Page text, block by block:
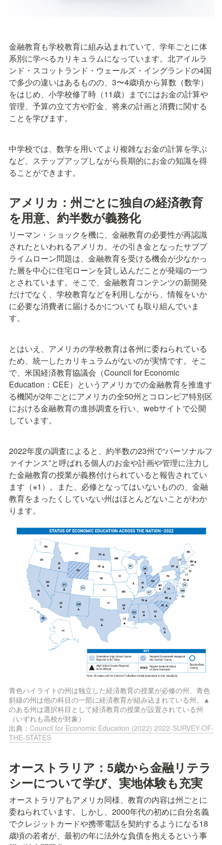
金融教育も学校教育に組み込まれていて、学年ごとに体
系別に学べるカリキュラムになっています。北アイルラ
ンド・スコットランド・ウェールズ・イングランドの4国
で多少の違いはあるものの、3〜4歳頃から算数（数学）
をはじめ、小学校修了時（11歳）までにはお金の計算や
管理、予算の立て方や貯金、将来の計画と消費に関する
ことを学びます。
中学校では、数学を用いてより複雑なお金の計算を学ぶ
など、ステップアップしながら長期的にお金の知識を得
ることができます。
アメリカ： 州ごとに独自の経済教育
を用意、約半数が義務化
リーマン・ショックを機に、金融教育の必要性が再認識
されたといわれるアメリカ。その引き金となったサブプ
ライムローン問題は、金融教育を受ける機会が少なかっ
た層を中心に住宅ローンを貸し込んだことが発端の一つ
とされています。そこで、金融教育コンテンツの新開発
だけでなく、学校教育などを利用しながら、情報をいか
に必要な消費者に届けるかについても取り組んでいま
す。
とはいえ、アメリカの学校教育は各州に委ねられている
ため、統一したカリキュラムがないのが実情です。そこ
で、米国経済教育協議会（Council for Economic
Education：CEE）というアメリカでの金融教育を推進す
る機関が2年ごとにアメリカの全50州とコロンビア特別区
における金融教育の進捗調査を行い、webサイトで公開
しています。
2022年度の調査によると、約半数の23州で“パーソナルフ
ァイナンス”と呼ばれる個人のお金や計画や管理に注力し
た金融教育の授業が義務付けられていると報告されてい
ます（※1）。また、必修となってはいないものの、金融
教育をまったくしていない州はほとんどないことがわか
ります。
青色ハイライトの州は独立した経済教育の授業が必修の州、青色
斜線の州は他の科目の一部に経済教育が組み込まれている州、▲
のある州は選択科目として経済教育の授業が設置されている州
（いずれも高校が対象）
出典： Council for Economic Education (2022) 2022-SURVEY-OF-
THE-STATES
オーストラリア：5歳から金融リテラ
シーについて学び、実地体験も充実
オーストラリアもアメリカ同様、教育の内容は州ごとに
委ねられています。しかし、2000年代の初めに自分名義
でクレジットカードや携帯電話を契約するようになる18
歳頃の若者が、最初の年に法外な負債を抱えるという事